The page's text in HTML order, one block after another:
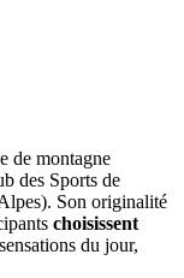
de montagne
des Sports de
Son originalité
choisissent
du jour,